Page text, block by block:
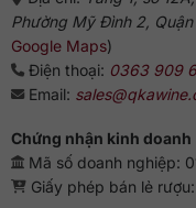
Phường Mỹ Đình 2,
Google Maps)
Điện thoại: 0363 909
Email:
Chứng nhận kinh doanh
Mã số doanh nghiệp:
Giấy phép bán lẻ